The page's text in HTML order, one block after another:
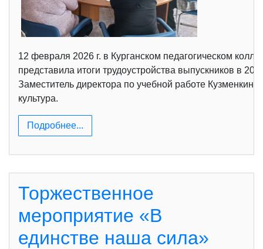
12 февраля 2026 г. в Курганском педагогическом
представила итоги трудоустройства выпускников в
Заместитель директора по учебной работе
культура.
Подробнее...
Торжественное
мероприятие «В
единстве наша сила»